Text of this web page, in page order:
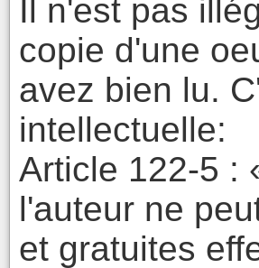
Il n'est pas
copie d'une
avez bien lu.
intellectuelle:
Article 122-5 :
l'auteur ne
et gratuites